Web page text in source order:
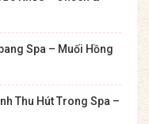
Spa – Muối Hồng
Thu Hút Trong Spa –